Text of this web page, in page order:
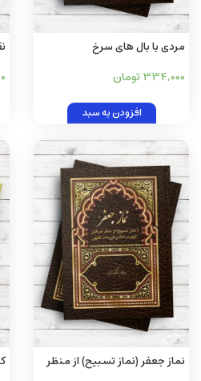
مردی با بال های سرخ
334,000 تومان
افزودن به سبد
نماز جعفر (نماز تسبیح) از منظر